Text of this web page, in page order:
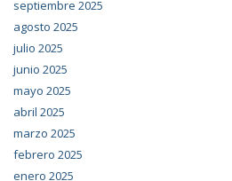
septiembre 2025
agosto 2025
julio 2025
junio 2025
mayo 2025
abril 2025
marzo 2025
febrero 2025
enero 2025